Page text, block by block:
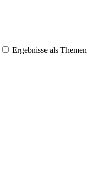
Ergebnisse als Themen